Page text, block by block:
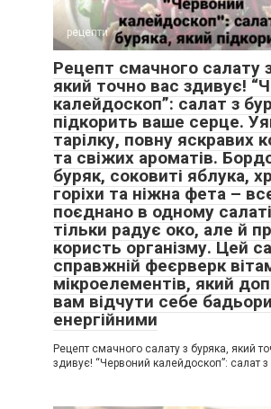
рецепти
Рецепт смачного салату
який точно вас здивує!
калейдоскоп”: салат з
підкорить ваше серце.
тарілку, повну яскравих
та свіжих ароматів.
буряк, соковиті яблука,
горіхи та ніжна фета –
поєднано в одному
тільки радує око, але й
користь організму. Цей
справжній феєрверк
мікроелементів, який
вам відчути себе
енергійними
Рецепт смачного салату з буряка, який
здивує! “Червоний калейдоскоп”: салат з